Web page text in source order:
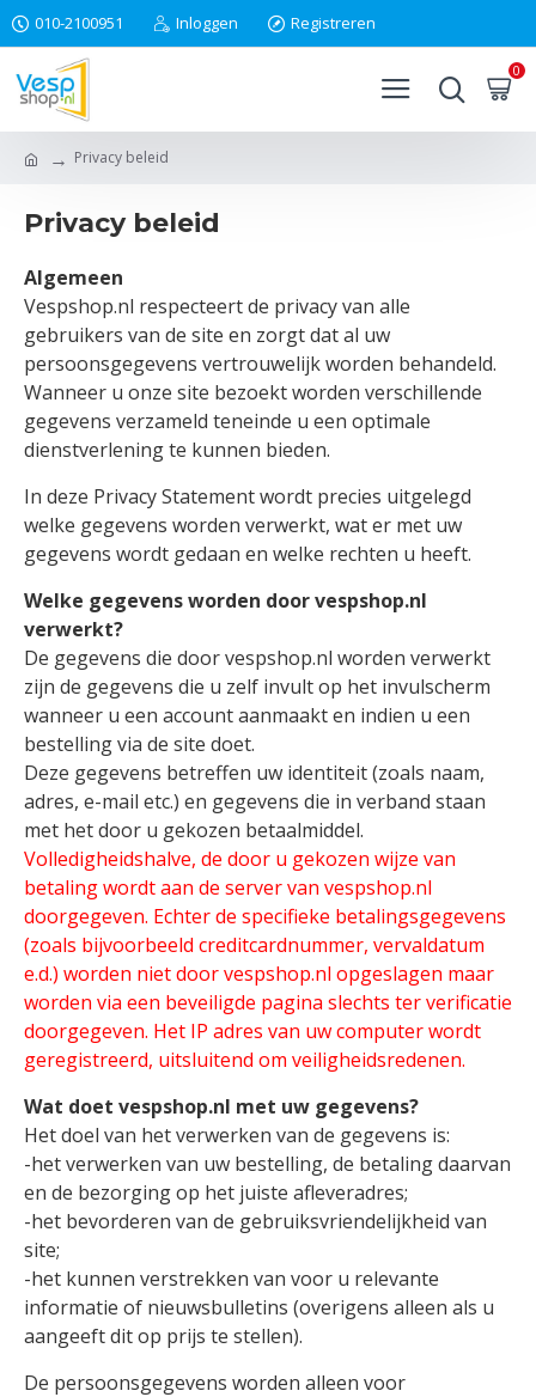
010-2100951 Inloggen Registreren
0
Privacy beleid
Privacy beleid
Algemeen
Vespshop.nl respecteert de privacy van alle
gebruikers van de site en zorgt dat al uw
persoonsgegevens vertrouwelijk worden behandeld.
Wanneer u onze site bezoekt worden verschillende
gegevens verzameld teneinde u een optimale
dienstverlening te kunnen bieden.
In deze Privacy Statement wordt precies uitgelegd
welke gegevens worden verwerkt, wat er met uw
gegevens wordt gedaan en welke rechten u heeft.
Welke gegevens worden door vespshop.nl
verwerkt?
De gegevens die door vespshop.nl worden verwerkt
zijn de gegevens die u zelf invult op het invulscherm
wanneer u een account aanmaakt en indien u een
bestelling via de site doet.
Deze gegevens betreffen uw identiteit (zoals naam,
adres, e-mail etc.) en gegevens die in verband staan
met het door u gekozen betaalmiddel.
Volledigheidshalve, de door u gekozen wijze van
betaling wordt aan de server van vespshop.nl
doorgegeven. Echter de specifieke betalingsgegevens
(zoals bijvoorbeeld creditcardnummer, vervaldatum
e.d.) worden niet door vespshop.nl opgeslagen maar
worden via een beveiligde pagina slechts ter verificatie
doorgegeven. Het IP adres van uw computer wordt
geregistreerd, uitsluitend om veiligheidsredenen.
Wat doet vespshop.nl met uw gegevens?
Het doel van het verwerken van de gegevens is:
-het verwerken van uw bestelling, de betaling daarvan
en de bezorging op het juiste afleveradres;
-het bevorderen van de gebruiksvriendelijkheid van
site;
-het kunnen verstrekken van voor u relevante
informatie of nieuwsbulletins (overigens alleen als u
aangeeft dit op prijs te stellen).
De persoonsgegevens worden alleen voor